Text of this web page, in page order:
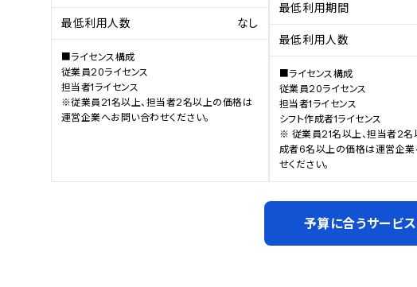
最低利用人数 なし
■ライセンス構成
従業員20ライセンス
担当者1ライセンス
※従業員21名以上、担当者2名以上の価格は
運営企業へお問い合わせください。
最低利用期間
最低利用人数
■ライセンス構成
従業員20ライセンス
担当者1ライセンス
シフト作成者1ライセンス
※ 従業員21名以上、担当者2名
成者6名以上の価格は運営企業
せください。
予算に合うサービ